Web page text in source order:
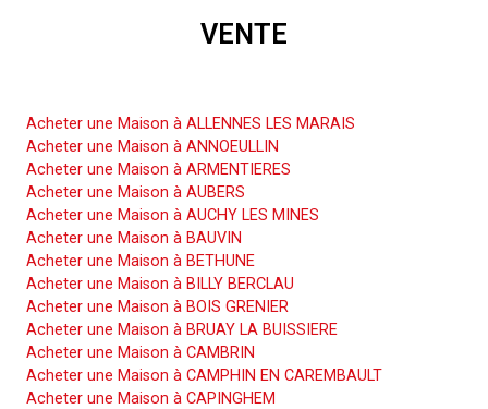
VENTE
Acheter une Maison à ALLENNES LES MARAIS
Acheter une Maison à ANNOEULLIN
Acheter une Maison à ARMENTIERES
Acheter une Maison à AUBERS
Acheter une Maison à AUCHY LES MINES
Acheter une Maison à BAUVIN
Acheter une Maison à BETHUNE
Acheter une Maison à BILLY BERCLAU
Acheter une Maison à BOIS GRENIER
Acheter une Maison à BRUAY LA BUISSIERE
Acheter une Maison à CAMBRIN
Acheter une Maison à CAMPHIN EN CAREMBAULT
Acheter une Maison à CAPINGHEM